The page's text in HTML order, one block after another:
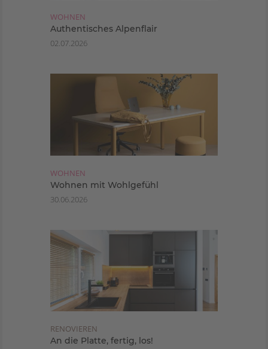
WOHNEN
Authentisches Alpenflair
02.07.2026
WOHNEN
Wohnen mit Wohlgefühl
30.06.2026
RENOVIEREN
An die Platte, fertig, los!